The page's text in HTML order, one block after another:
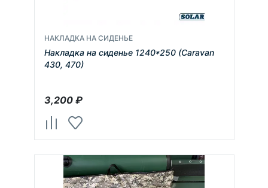
НАКЛАДКА НА СИДЕНЬЕ
Накладка на сиденье 1240*250 (Caravan
430, 470)
3,200₽